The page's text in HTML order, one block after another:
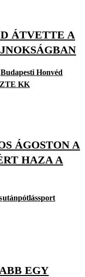
ÁTVETTE A
Budapesti Honvéd
KK
ÁGOSTON A
HAZA A
utánpótlássport
EGY